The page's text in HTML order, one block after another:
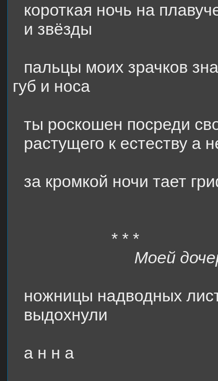
короткая ночь на
и звёзды
пальцы моих зрачков
губ и носа
ты роскошен посреди
растущего к естеству а
за кромкой ночи тает
* * *
Моей
ножницы надводных
выдохнули
а н н а